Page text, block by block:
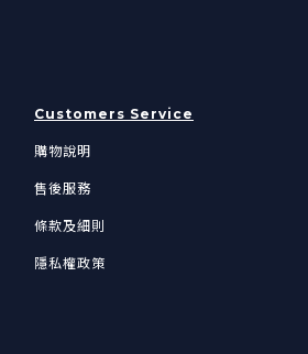
Customers Service
購物說明
售後服務
條款及細則
隱私權政策